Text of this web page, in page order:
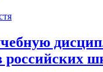
российских